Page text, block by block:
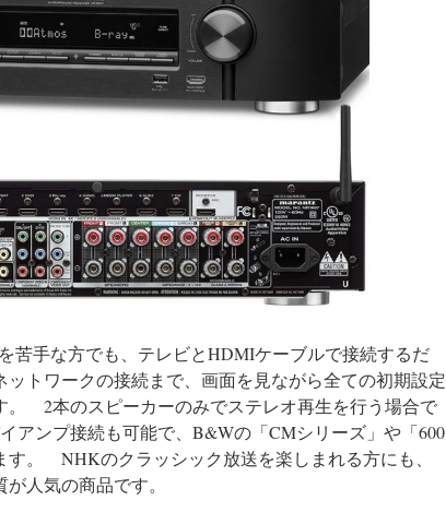
苦手な方でも、テレビとHDMIケーブルで接続するだ
トワークの接続まで、画面を見ながら全ての初期設定
。 2本のスピーカーのみでステレオ再生を行う場合で
アンプ接続も可能で、B&Wの「CMシリーズ」や「600
す。 NHKのクラッシック放送を楽しまれる方にも、
人気の商品です。